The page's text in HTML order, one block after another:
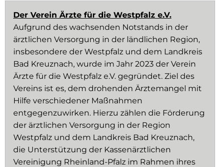
Der Verein Ärzte für die Westpfalz e.V.
Aufgrund des wachsenden Notstands in der
ärztlichen Versorgung in der ländlichen Region,
insbesondere der Westpfalz und dem Landkreis
Bad Kreuznach, wurde im Jahr 2023 der Verein
Ärzte für die Westpfalz e.V. gegründet. Ziel des
Vereins ist es, dem drohenden Ärztemangel mit
Hilfe verschiedener Maßnahmen
entgegenzuwirken. Hierzu zählen die Förderung
der ärztlichen Versorgung in der Region
Westpfalz und dem Landkreis Bad Kreuznach,
die Unterstützung der Kassenärztlichen
Vereinigung Rheinland-Pfalz im Rahmen ihres